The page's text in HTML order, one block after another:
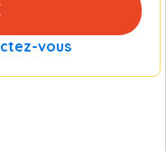
vous